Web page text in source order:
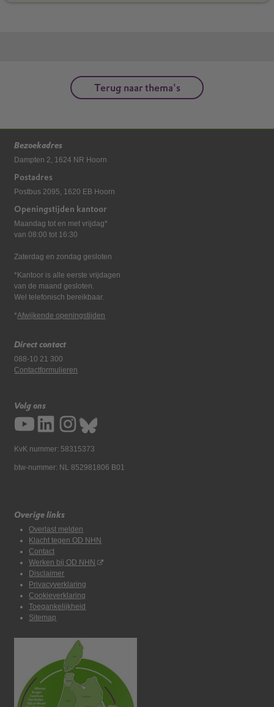
Terug naar thema's
Bezoekadres
Dampten 2, 1624 NR Hoorn
Postadres
Postbus 2095, 1620 EB Hoorn
Openingstijden kantoor
Maandag tot en met vrijdag*
van 08:00 tot 16:30
Zaterdag en zondag gesloten
*Kantoor is alle eerste vrijdagen
van de maand gesloten.
Wel telefonisch bereikbaar.
*Afwijkende openingstijden
Direct contact
088-10 21 300
Contactformulieren
Volg ons
KvK nummer: 58315373
btw-nummer: NL 852981806 B01
Overige links
Overlast melden
Klacht tegen OD NHN
Contact
Werken bij OD NHN
Disclaimer
Privacyverklaring
Cookieverklaring
Toegankelijkheid
Sitemap